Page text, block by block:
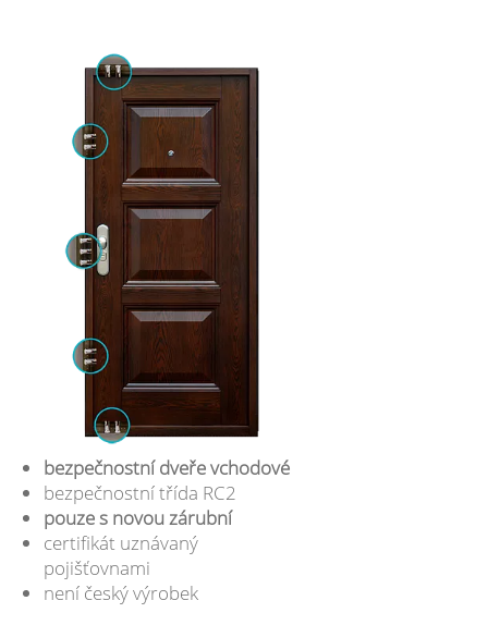
bezpečnostní dveře vchodové
bezpečnostní třída RC2
pouze s novou zárubní
certifikát uznávaný
pojišťovnami
není český výrobek